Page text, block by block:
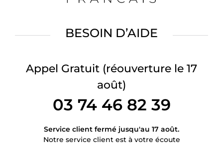
BESOIN D’AIDE
Appel Gratuit (réouverture le 17
août)
03 74 46 82 39
Service client fermé jusqu'au 17 août.
Notre service client est à votre écoute